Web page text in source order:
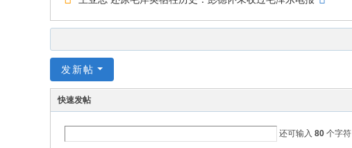
发新帖
快速发帖
还可输入 80 个字符